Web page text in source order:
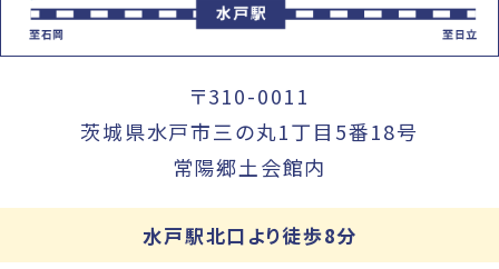
〒310-0011
茨城県水戸市三の丸1丁目5番18号
常陽郷土会館内
水戸駅北口より徒歩8分